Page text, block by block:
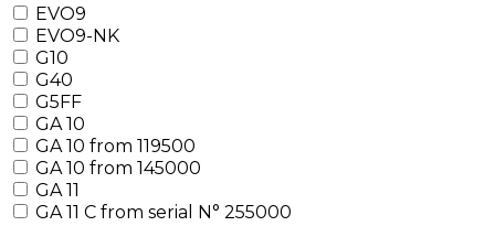
EVO9
EVO9-NK
G10
G40
G5FF
GA 10
GA 10 from 119500
GA 10 from 145000
GA 11
GA 11 C from serial N° 255000